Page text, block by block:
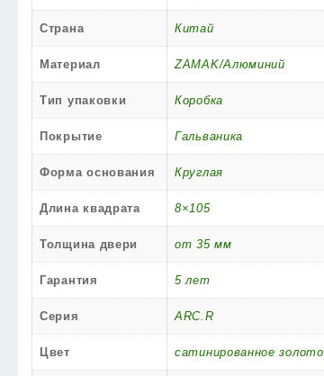
Страна Китай
Материал ZAMAK/Алюминий
Тип упаковки Коробка
Покрытие Гальваника
Форма основания Круглая
Длина квадрата 8×105
Толщина двери от 35 мм
Гарантия 5 лет
Серия ARC.R
Цвет сатинированное золото